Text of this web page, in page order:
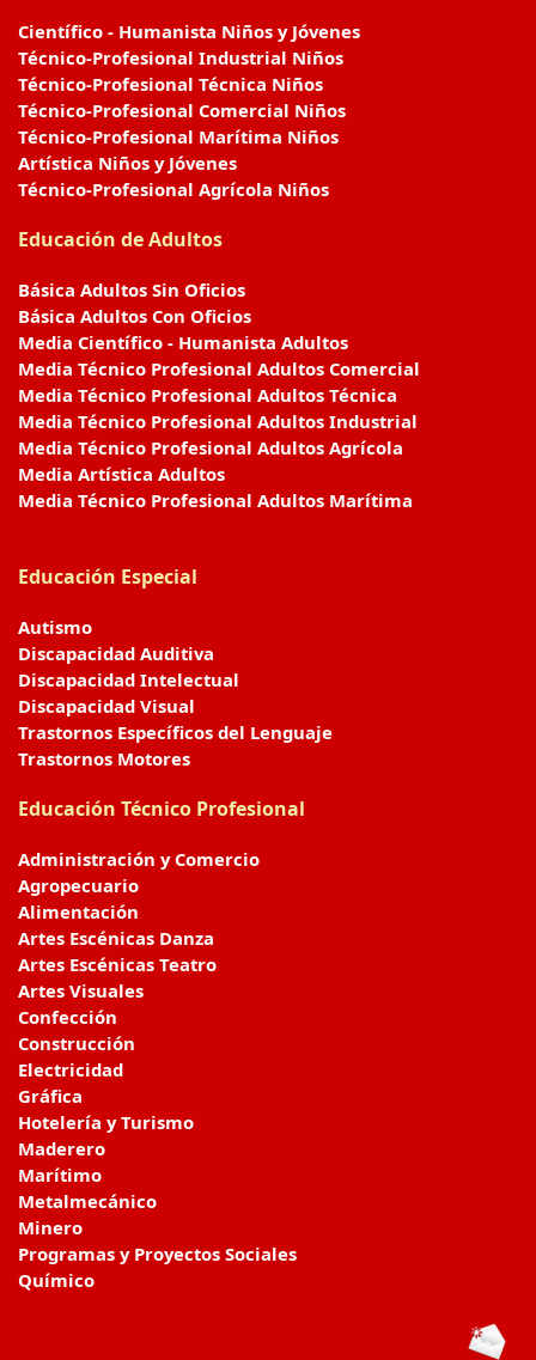
Científico - Humanista Niños y Jóvenes
Técnico-Profesional Industrial Niños
Técnico-Profesional Técnica Niños
Técnico-Profesional Comercial Niños
Técnico-Profesional Marítima Niños
Artística Niños y Jóvenes
Técnico-Profesional Agrícola Niños
Educación de Adultos
Básica Adultos Sin Oficios
Básica Adultos Con Oficios
Media Científico - Humanista Adultos
Media Técnico Profesional Adultos Comercial
Media Técnico Profesional Adultos Técnica
Media Técnico Profesional Adultos Industrial
Media Técnico Profesional Adultos Agrícola
Media Artística Adultos
Media Técnico Profesional Adultos Marítima
Educación Especial
Autismo
Discapacidad Auditiva
Discapacidad Intelectual
Discapacidad Visual
Trastornos Específicos del Lenguaje
Trastornos Motores
Educación Técnico Profesional
Administración y Comercio
Agropecuario
Alimentación
Artes Escénicas Danza
Artes Escénicas Teatro
Artes Visuales
Confección
Construcción
Electricidad
Gráfica
Hotelería y Turismo
Maderero
Marítimo
Metalmecánico
Minero
Programas y Proyectos Sociales
Químico